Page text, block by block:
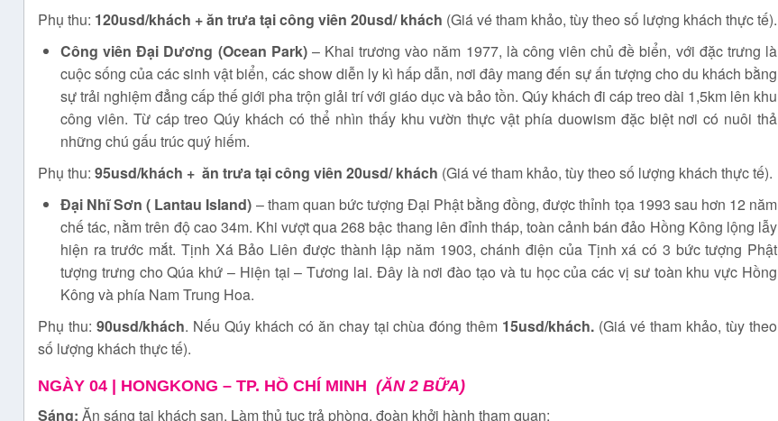
Phụ thu: 120usd/khách + ăn trưa tại công viên 20usd/ khách (Giá vé tham khảo, tùy theo số lượng khách thực tế).
Công viên Đại Dương (Ocean Park) – Khai trương vào năm 1977, là công viên chủ đề biển, với đặc trưng là
cuộc sống của các sinh vật biển, các show diễn ly kì hấp dẫn, nơi đây mang đến sự ấn tượng cho du khách bằng
sự trải nghiệm đẳng cấp thế giới pha trộn giải trí với giáo dục và bảo tồn. Qúy khách đi cáp treo dài 1,5km lên khu
công viên. Từ cáp treo Qúy khách có thể nhìn thấy khu vườn thực vật phía duowism đặc biệt nơi có nuôi thả
những chú gấu trúc quý hiếm.
Phụ thu: 95usd/khách + ăn trưa tại công viên 20usd/ khách (Giá vé tham khảo, tùy theo số lượng khách thực tế).
Đại Nhĩ Sơn ( Lantau Island) – tham quan bức tượng Đại Phật bằng đồng, được thỉnh tọa 1993 sau hơn 12 năm
chế tác, nằm trên độ cao 34m. Khi vượt qua 268 bậc thang lên đỉnh tháp, toàn cảnh bán đảo Hồng Kông lộng lẫy
hiện ra trước mắt. Tịnh Xá Bảo Liên được thành lập năm 1903, chánh điện của Tịnh xá có 3 bức tượng Phật
tượng trưng cho Qúa khứ – Hiện tại – Tương lai. Đây là nơi đào tạo và tu học của các vị sư toàn khu vực Hồng
Kông và phía Nam Trung Hoa.
Phụ thu: 90usd/khách. Nếu Qúy khách có ăn chay tại chùa đóng thêm 15usd/khách. (Giá vé tham khảo, tùy theo
số lượng khách thực tế).
NGÀY 04 | HONGKONG – TP. HỒ CHÍ MINH (ĂN 2 BỮA)
Sáng: Ăn sáng tại khách sạn. Làm thủ tục trả phòng, đoàn khởi hành tham quan: